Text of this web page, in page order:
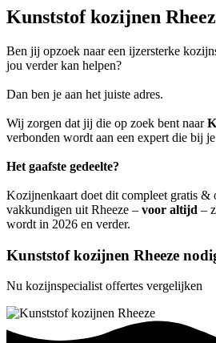
Kunststof kozijnen
Ben jij opzoek naar een ijzersterke
jou verder kan helpen?
Dan ben je aan het juiste adres.
Wij zorgen dat jij die op zoek bent naar
verbonden wordt aan een expert die bij je
Het gaafste gedeelte?
Kozijnenkaart doet dit compleet gratis &
vakkundigen uit Rheeze – voor altijd –
wordt in 2026 en verder.
Kunststof kozijnen Rheeze
Nu kozijnspecialist offertes vergelijken